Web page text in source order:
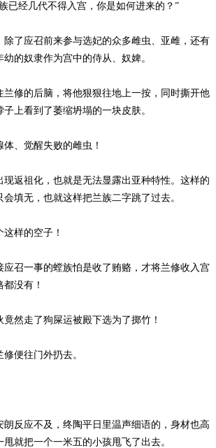
已经几代不得入宫，你是如何进来的？”
了应召前来参与选妃的众多雌虫、亚雌，还有
的奴隶作为宫中的侍从、奴婢。
修的后脑，将他狠狠往地上一按，同时撕开他
上看到了萎缩坍塌的一块皮肤。
、觉醒失败的雌虫！
返祖化，也就是无法显露出亚种特性。这样的
填无，也就这样把兰族二字跳了过去。
样的空子！
召一事的螳族怕是收了贿赂，才将兰修收入宫
没有！
走了狗屎运被殿下选为了掷竹！
便往门外扔去。
反应不及，终陶平日里温声细语的，身材也高
就把一个一米五的小孩甩飞了出去。